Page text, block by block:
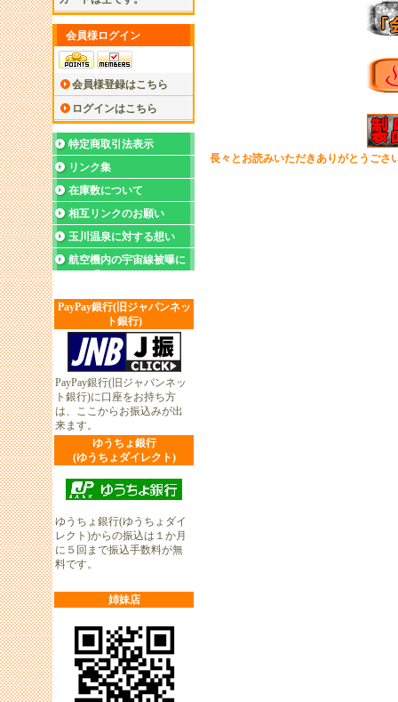
会員様ログイン
会員様登録はこちら
ログインはこちら
特定商取引法表示
リンク集
在庫数について
相互リンクのお願い
玉川温泉に対する想い
航空機内の宇宙線被曝に
ついて
PayPay銀行(旧ジャパンネッ
ト銀行)
PayPay銀行(旧ジャパンネッ
ト銀行)に口座をお持ち方
は、ここからお振込みが出
来ます。
ゆうちょ銀行
(ゆうちょダイレクト)
ゆうちょ銀行(ゆうちょダイ
レクト)からの振込は１か月
に５回まで振込手数料が無
料です。
姉妹店
長々とお読みいただきありがとうごさ